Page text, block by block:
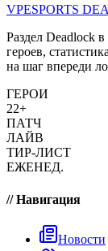
VPESPORTS
Раздел Deadlock
героев,
на шаг впереди
ГЕРОИ
22+
ПАТЧ
ЛАЙВ
ТИР-ЛИСТ
ЕЖЕНЕД.
// Навигация
Новости